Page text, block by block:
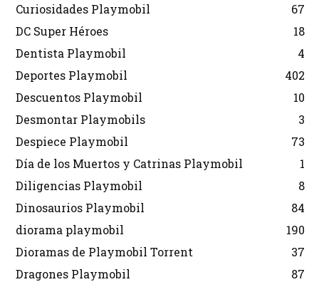
Curiosidades Playmobil
67
DC Super Héroes
18
Dentista Playmobil
4
Deportes Playmobil
402
Descuentos Playmobil
10
Desmontar Playmobils
3
Despiece Playmobil
73
Día de los Muertos y Catrinas Playmobil
1
Diligencias Playmobil
8
Dinosaurios Playmobil
84
diorama playmobil
190
Dioramas de Playmobil Torrent
37
Dragones Playmobil
87